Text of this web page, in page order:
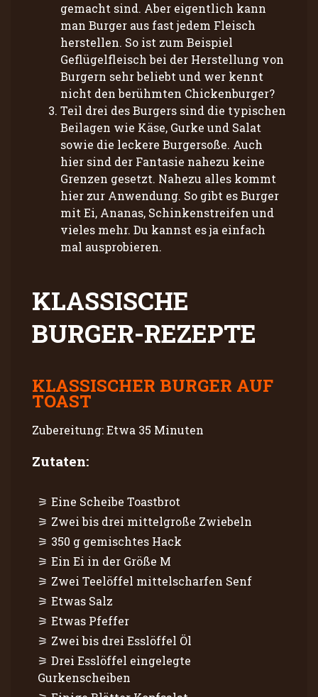
gemacht sind. Aber eigentlich kann
man Burger aus fast jedem Fleisch
herstellen. So ist zum Beispiel
Geflügelfleisch bei der Herstellung von
Burgern sehr beliebt und wer kennt
nicht den berühmten Chickenburger?
Teil drei des Burgers sind die typischen
Beilagen wie Käse, Gurke und Salat
sowie die leckere Burgersoße. Auch
hier sind der Fantasie nahezu keine
Grenzen gesetzt. Nahezu alles kommt
hier zur Anwendung. So gibt es Burger
mit Ei, Ananas, Schinkenstreifen und
vieles mehr. Du kannst es ja einfach
mal ausprobieren.
KLASSISCHE
BURGER-REZEPTE
KLASSISCHER BURGER AUF
TOAST
Zubereitung: Etwa 35 Minuten
Zutaten:
Eine Scheibe Toastbrot
Zwei bis drei mittelgroße Zwiebeln
350 g gemischtes Hack
Ein Ei in der Größe M
Zwei Teelöffel mittelscharfen Senf
Etwas Salz
Etwas Pfeffer
Zwei bis drei Esslöffel Öl
Drei Esslöffel eingelegte
Gurkenscheiben